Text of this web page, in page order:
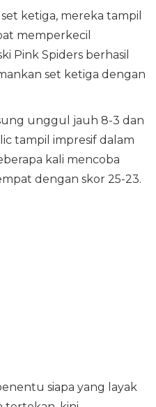
ketiga, mereka tampil
memperkecil
Pink Spiders berhasil
set ketiga dengan
unggul jauh 8-3 dan
tampil impresif dalam
kali mencoba
dengan skor 25-23.
siapa yang layak